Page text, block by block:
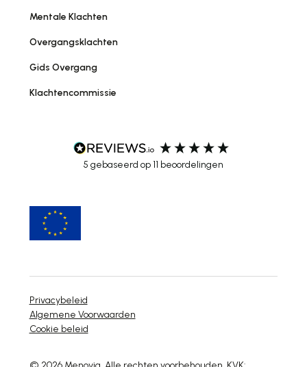
Mentale Klachten
Overgangsklachten
Gids Overgang
Klachtencommissie
5 gebaseerd op 11 beoordelingen
Privacybeleid
Algemene Voorwaarden
Cookie beleid